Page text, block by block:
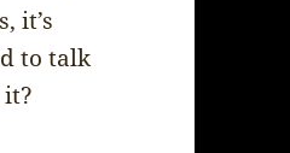
it’s
to talk